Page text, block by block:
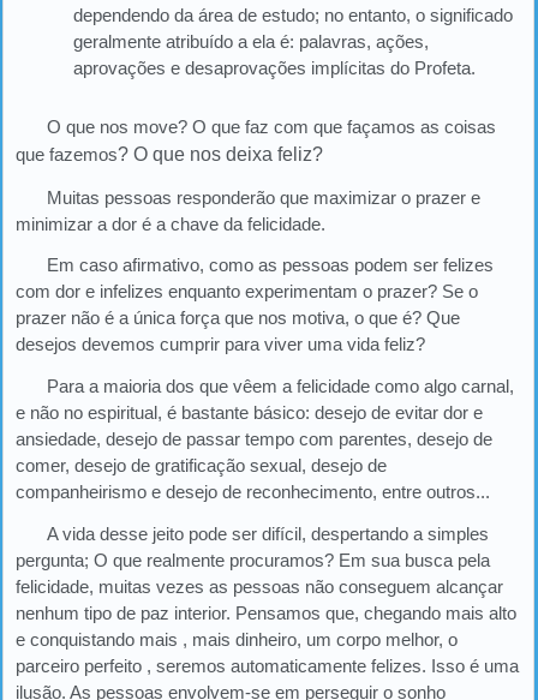
dependendo da área de estudo; no entanto, o significado
geralmente atribuído a ela é: palavras, ações,
aprovações e desaprovações implícitas do Profeta.
O que nos move? O que faz com que façamos as coisas
que fazemos? O que nos deixa feliz?
Muitas pessoas responderão que maximizar o prazer e
minimizar a dor é a chave da felicidade.
Em caso afirmativo, como as pessoas podem ser felizes
com dor e infelizes enquanto experimentam o prazer? Se o
prazer não é a única força que nos motiva, o que é? Que
desejos devemos cumprir para viver uma vida feliz?
Para a maioria dos que vêem a felicidade como algo carnal,
e não no espiritual, é bastante básico: desejo de evitar dor e
ansiedade, desejo de passar tempo com parentes, desejo de
comer, desejo de gratificação sexual, desejo de
companheirismo e desejo de reconhecimento, entre outros...
A vida desse jeito pode ser difícil, despertando a simples
pergunta; O que realmente procuramos? Em sua busca pela
felicidade, muitas vezes as pessoas não conseguem alcançar
nenhum tipo de paz interior. Pensamos que, chegando mais alto
e conquistando mais , mais dinheiro, um corpo melhor, o
parceiro perfeito , seremos automaticamente felizes. Isso é uma
ilusão. As pessoas envolvem-se em perseguir o sonho